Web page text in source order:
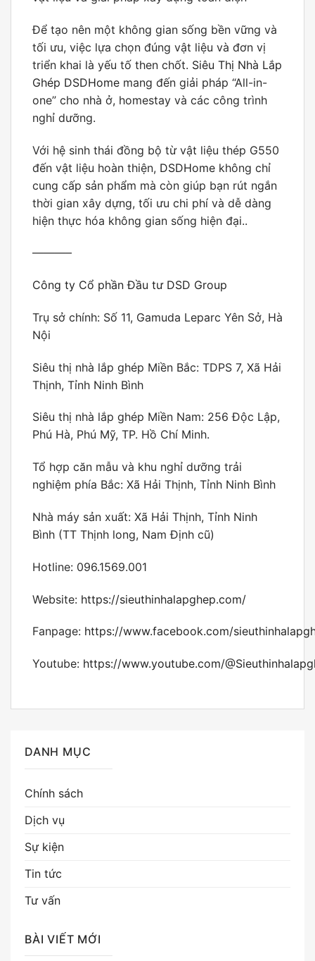
Để tạo nên một không gian sống bền vững và
tối ưu, việc lựa chọn đúng vật liệu và đơn vị
triển khai là yếu tố then chốt. Siêu Thị Nhà Lắp
Ghép DSDHome mang đến giải pháp “All-in-
one” cho nhà ở, homestay và các công trình
nghỉ dưỡng.
Với hệ sinh thái đồng bộ từ vật liệu thép G550
đến vật liệu hoàn thiện, DSDHome không chỉ
cung cấp sản phẩm mà còn giúp bạn rút ngắn
thời gian xây dựng, tối ưu chi phí và dễ dàng
hiện thực hóa không gian sống hiện đại..
———–
Công ty Cổ phần Đầu tư DSD Group
Trụ sở chính: Số 11, Gamuda Leparc Yên Sở, Hà
Nội
Siêu thị nhà lắp ghép Miền Bắc: TDPS 7, Xã Hải
Thịnh, Tỉnh Ninh Bình
Siêu thị nhà lắp ghép Miền Nam: 256 Độc Lập,
Phú Hà, Phú Mỹ, TP. Hồ Chí Minh.
Tổ hợp căn mẫu và khu nghỉ dưỡng trải
nghiệm phía Bắc: Xã Hải Thịnh, Tỉnh Ninh Bình
Nhà máy sản xuất: Xã Hải Thịnh, Tỉnh Ninh
Bình (TT Thịnh long, Nam Định cũ)
Hotline: 096.1569.001
Website: https://sieuthinhalapghep.com/
Fanpage: https://www.facebook.com/
Youtube: https://www.youtube.com/
DANH MỤC
Chính sách
Dịch vụ
Sự kiện
Tin tức
Tư vấn
BÀI VIẾT MỚI